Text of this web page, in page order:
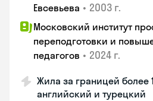
Евсевьева • 2003 г.
Московский институт
переподготовки и
педагогов • 2024 г.
Жила за границей более
английский и турецкий